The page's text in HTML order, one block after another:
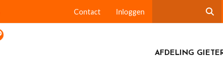
Contact Inloggen
AFDELING